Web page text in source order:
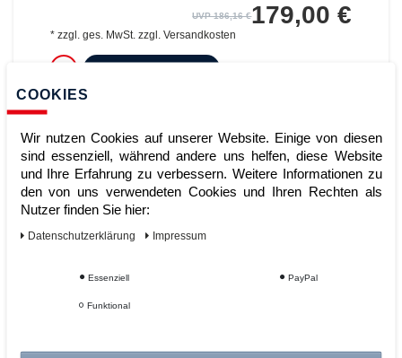
UVP 186,16 €179,00 €
* zzgl. ges. MwSt.zzgl. Versandkosten
varioCase L 84 mit 24 Boxen, und
Werkzeugfach
COOKIES
Wir nutzen Cookies auf unserer Website. Einige von diesen
sind essenziell, während andere uns helfen, diese Website
und Ihre Erfahrung zu verbessern. Weitere Informationen zu
den von uns verwendeten Cookies und Ihren Rechten als
Nutzer finden Sie hier:
Daten­schutz­erklärung Impressum
Essenziell PayPal
Funktional